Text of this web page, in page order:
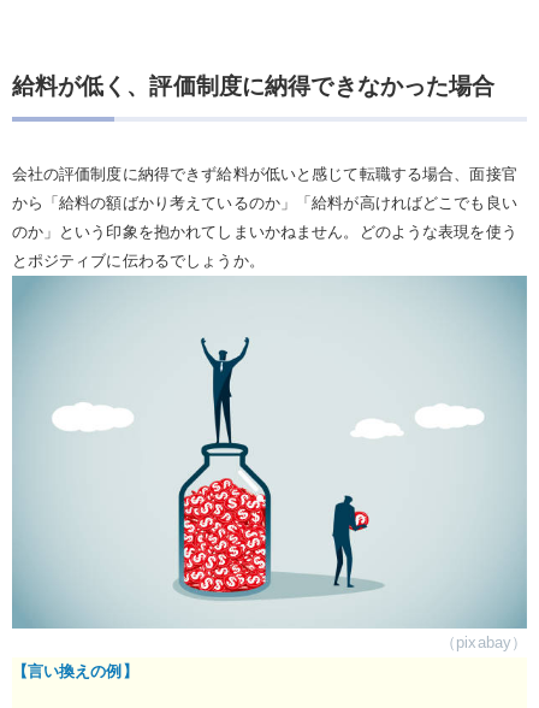
給料が低く、評価制度に納得できなかった場合
会社の評価制度に納得できず給料が低いと感じて転職する場合、面接官
から「給料の額ばかり考えているのか」「給料が高ければどこでも良い
のか」という印象を抱かれてしまいかねません。どのような表現を使う
とポジティブに伝わるでしょうか。
（pixabay）
【言い換えの例】